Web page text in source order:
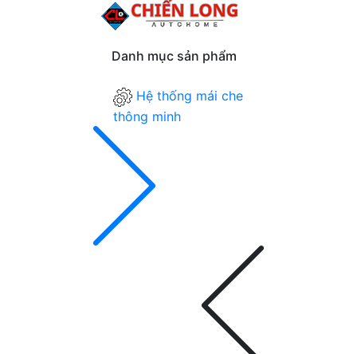
Danh mục sản phẩm
Hệ thống mái che
thông minh